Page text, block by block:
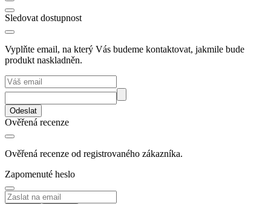
Sledovat dostupnost
Vyplňte email, na který Vás budeme kontaktovat, jakmile bude
produkt naskladněn.
Odeslat
Ověřená recenze
Ověřená recenze od registrovaného zákazníka.
Zapomenuté heslo